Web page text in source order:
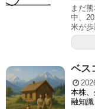
まだ
中、
米が
ベス
本株
融知